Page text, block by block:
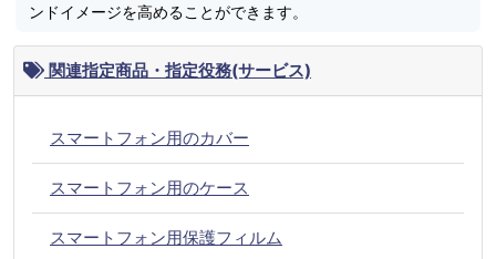
ンドイメージを高めることができます。
関連指定商品・指定役務(サービス)
スマートフォン用のカバー
スマートフォン用のケース
スマートフォン用保護フィルム